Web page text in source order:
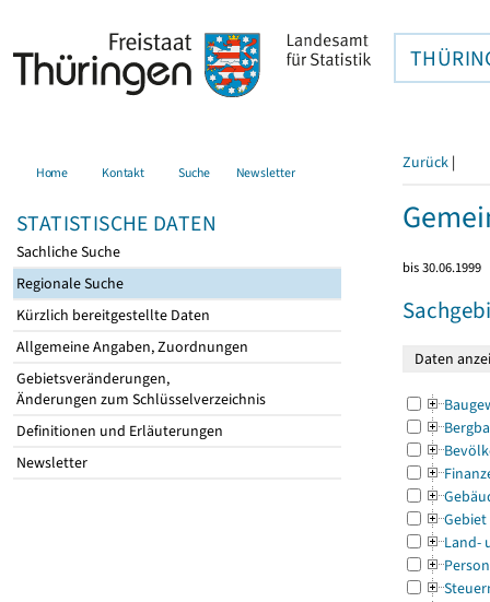
Home Kontakt Suche Newsletter
STATISTISCHE DATEN
Sachliche Suche
Regionale Suche
Kürzlich bereitgestellte Daten
Allgemeine Angaben, Zuordnungen
Gebietsveränderungen,
Änderungen zum Schlüsselverzeichnis
Definitionen und Erläuterungen
Newsletter
Zurück |
bis 30.06.1999
Gebiet
Land-